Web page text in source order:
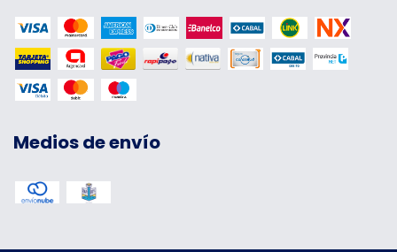
Medios de envío